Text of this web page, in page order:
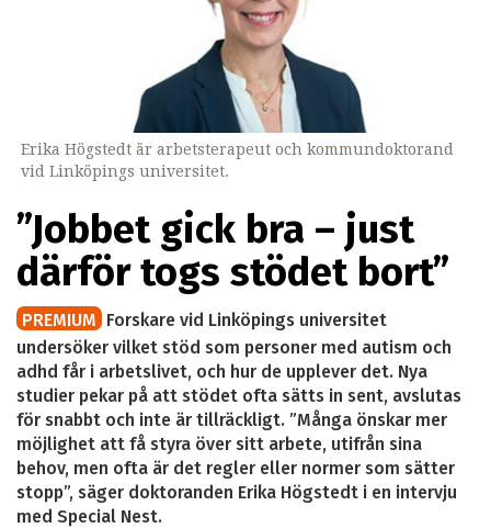
Erika Högstedt är arbetsterapeut och kommundoktorand
vid Linköpings universitet.
”Jobbet gick bra – just
därför togs stödet bort”
PREMIUM Forskare vid Linköpings universitet
undersöker vilket stöd som personer med autism och
adhd får i arbetslivet, och hur de upplever det. Nya
studier pekar på att stödet ofta sätts in sent, avslutas
för snabbt och inte är tillräckligt. ”Många önskar mer
möjlighet att få styra över sitt arbete, utifrån sina
behov, men ofta är det regler eller normer som sätter
stopp”, säger doktoranden Erika Högstedt i en intervju
med Special Nest.